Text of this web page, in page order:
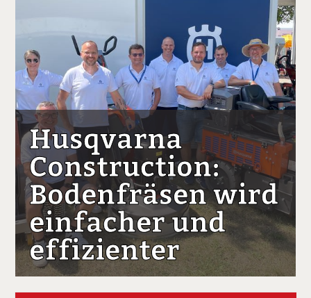
Husqvarna
Construction:
Bodenfräsen wird
einfacher und
effizienter